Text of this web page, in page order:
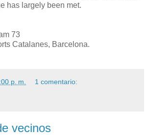
has largely been met.
73
Catalanes, Barcelona.
p. m. 1 comentario:
vecinos